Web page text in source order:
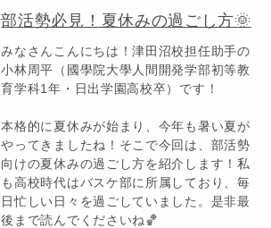
部活勢必見！夏休みの過ごし方🌞
みなさんこんにちは！津田沼校担任助手の
小林周平（國學院大學人間開発学部初等教
育学科1年・日出学園高校卒）です！
本格的に夏休みが始まり、今年も暑い夏が
やってきましたね！そこで今回は、部活勢
向けの夏休みの過ごし方を紹介します！私
も高校時代はバスケ部に所属しており、毎
日忙しい日々を過ごしていました。是非最
後まで読んでくださいね🏀